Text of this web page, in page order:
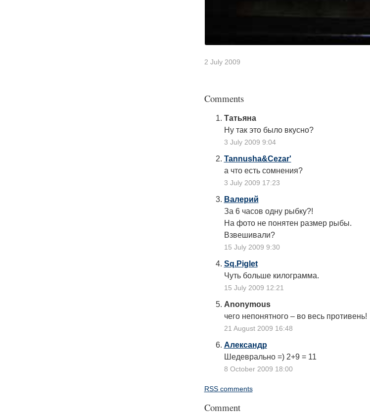
2 July 2009
Comments
Татьяна
Ну так это было вкусно?
3 July 2009 9:04
Tannusha&Cezar'
а что есть сомнения?
3 July 2009 17:23
Валерий
За 6 часов одну рыбку?!
На фото не понятен размер рыбы.
Взвешивали?
15 July 2009 9:30
Sq.Piglet
Чуть больше килограмма.
15 July 2009 12:21
Anonymous
чего непонятного – во весь противень!
21 August 2009 16:48
Александр
Шедеврально =) 2+9 = 11
8 October 2009 18:00
RSS comments
Comment